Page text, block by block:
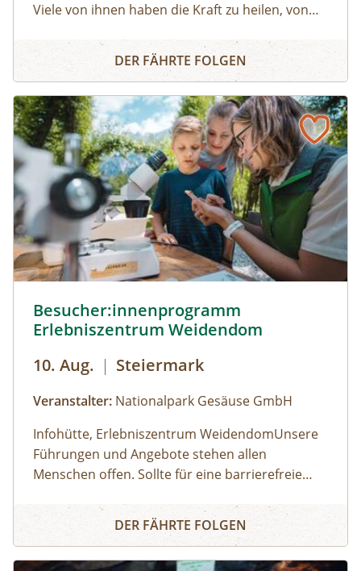
Viele von ihnen haben die Kraft zu heilen, von
Kinder gut verständlich erläutert ein
Biosphärenpark-Ranger zahlreiche
Ihre Fragen.
Kräuterwissen für die ganze Familie
DER FÄHRTE FOLGEN
Besucher:innenprogramm
Erlebniszentrum Weidendom
10. Aug. | Steiermark
Veranstalter: Nationalpark Gesäuse GmbH
Infohütte, Erlebniszentrum WeidendomUnsere
Führungen und Angebote stehen allen
Menschen offen. Sollte für eine barrierefreie
Unterstützung erforderlich sein, wird um
frühzeitige Kontaktaufnahme gebeten. Für
frei betretbar, betreutes Besucherprogramm zu
folgenden Zeiten) 01.05.2026 - 30.06.2026:
Besucher:innenprogramm Erlebniszentrum Weidendom
DER FÄHRTE FOLGEN